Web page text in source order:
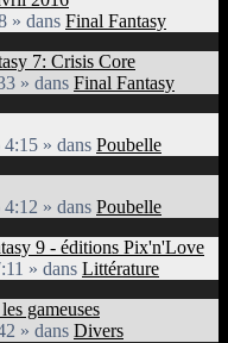
» dans Final Fantasy
7: Crisis Core
» dans Final Fantasy
» dans Poubelle
» dans Poubelle
9 - éditions Pix'n'Love
» dans Littérature
gameuses
» dans Divers